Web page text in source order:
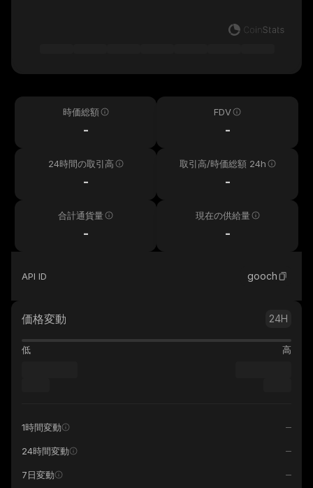
時価総額
-
FDV
-
24時間の取引高
-
取引高/時価総額 24h
-
合計通貨量
-
現在の供給量
-
API ID gooch
価格変動 24H
低 高
1時間変動
24時間変動
7日変動